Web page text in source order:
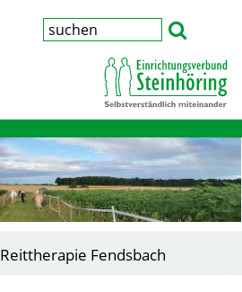
Reittherapie Fendsbach